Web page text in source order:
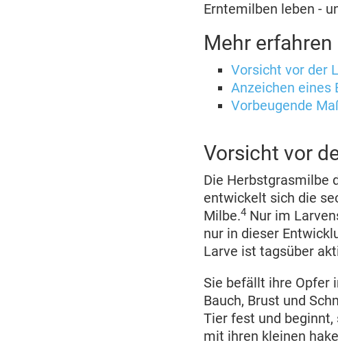
Erntemilben leben -
Mehr erfahren
Vorsicht vor der
Anzeichen eines
Vorbeugende
Vorsicht vor
Die Herbstgrasmilbe
entwickelt sich die
Milbe.4 Nur im
nur in dieser
Larve ist tagsüber
Sie befällt ihre Opfer
Bauch, Brust und
Tier fest und
mit ihren kleinen